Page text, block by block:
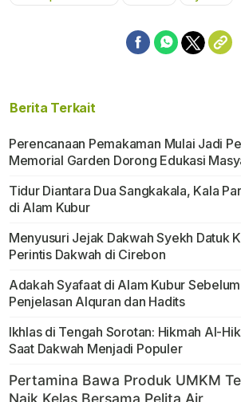
Berita Terkait
Perencanaan Pemakaman Mulai Jadi
Memorial Garden Dorong Edukasi
Tidur Diantara Dua Sangkakala, Kala
di Alam Kubur
Menyusuri Jejak Dakwah Syekh Datuk
Perintis Dakwah di Cirebon
Adakah Syafaat di Alam Kubur
Penjelasan Alquran dan Hadits
Ikhlas di Tengah Sorotan: Hikmah Al-
Saat Dakwah Menjadi Populer